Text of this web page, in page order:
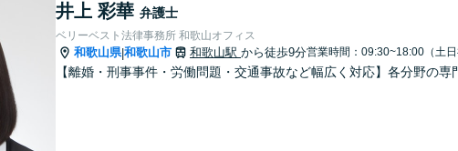
井上 彩華 弁護士
ベリーベスト法律事務所 和歌山オフィス
和歌山県|和歌山市 和歌山駅 から徒歩9分営業時間：09:30~18:00（土日
【離婚・刑事事件・労働問題・交通事故など幅広く対応】各分野の専